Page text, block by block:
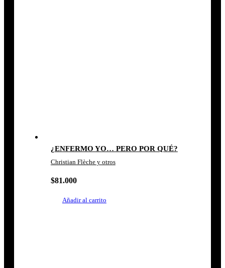
¿ENFERMO YO… PERO POR QUÉ?
Christian Flèche y otros
$81.000
Añadir al carrito